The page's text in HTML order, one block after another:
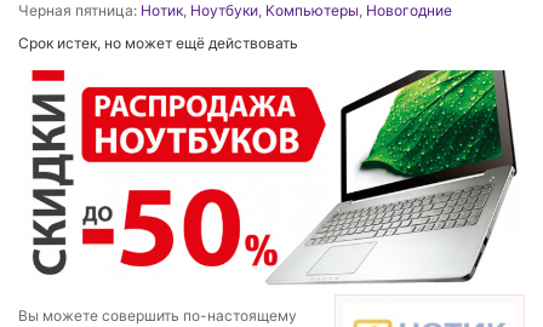
Черная пятница: Нотик, Ноутбуки, Компьютеры, Новогодние
Срок истек, но может ещё действовать
Вы можете совершить по-настоящему